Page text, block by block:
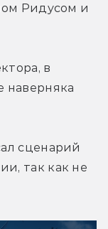
Ридусом и
в
наверняка
сценарий
так как не